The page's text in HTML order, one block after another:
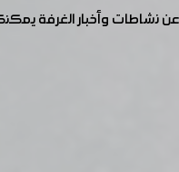
نشاطات وأخبار الغرفة